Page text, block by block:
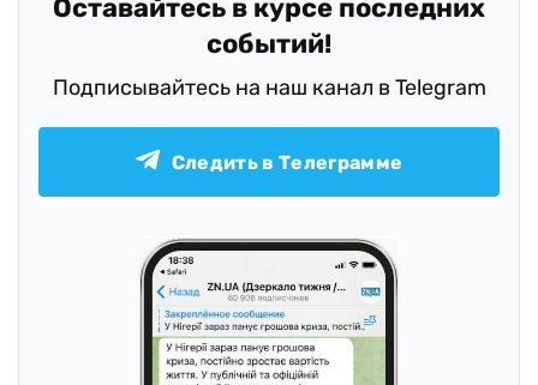
Оставайтесь в курсе последних
событий!
Подписывайтесь на наш канал в Telegram
Следить в Телеграмме